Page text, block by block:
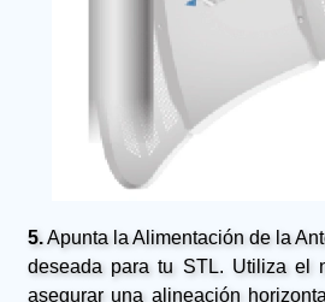
5.Apunta la Alimentación de la
deseada para tu STL. Utiliza el
asegurar una alineación